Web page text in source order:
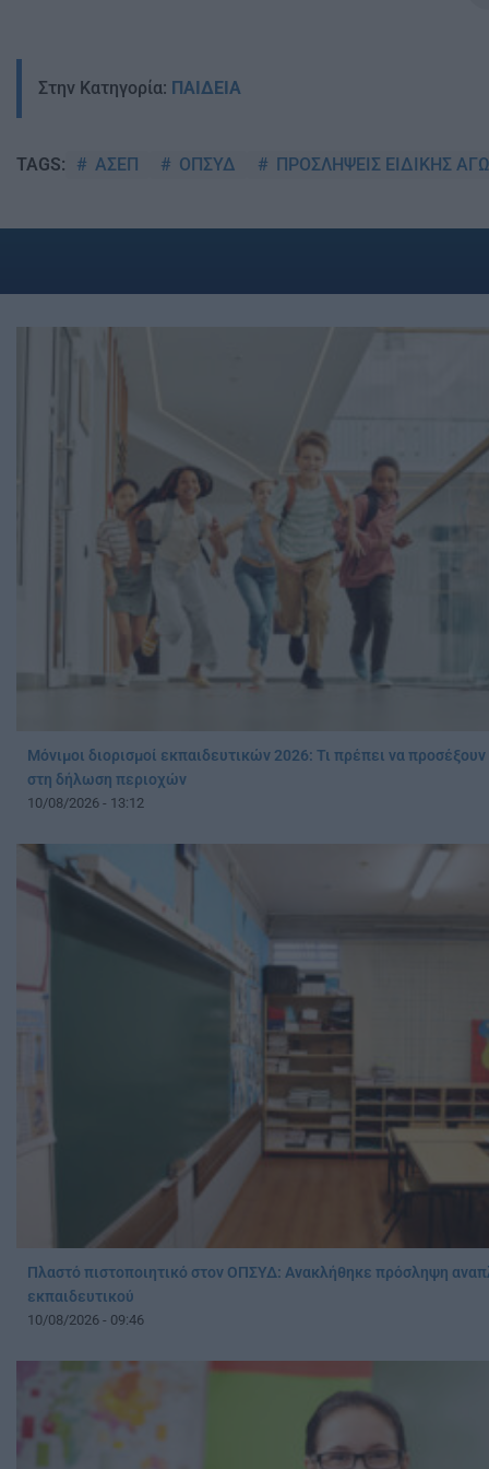
Στην Κατηγορία: ΠΑΙΔΕΙΑ
TAGS: ΑΣΕΠ ΟΠΣΥΔ ΠΡΟΣΛΗΨΕΙΣ ΕΙΔΙΚΗΣ
Μόνιμοι διορισμοί εκπαιδευτικών 2026: Τι πρέπει να
στη δήλωση περιοχών
10/08/2026 - 13:12
Πλαστό πιστοποιητικό στον ΟΠΣΥΔ: Ανακλήθηκε πρόσληψη
εκπαιδευτικού
10/08/2026 - 09:46